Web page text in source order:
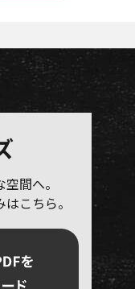
間へ。
こちら。